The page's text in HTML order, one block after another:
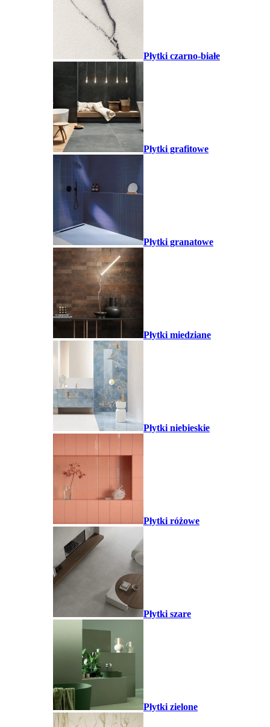
Płytki czarno-białe
Płytki grafitowe
Płytki granatowe
Płytki miedziane
Płytki niebieskie
Płytki różowe
Płytki szare
Płytki zielone